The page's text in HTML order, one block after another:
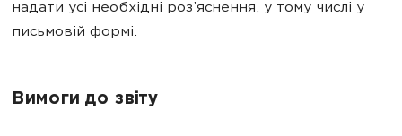
надати усі необхідні роз’яснення, у тому числі у
письмовій формі.
Вимоги до звіту